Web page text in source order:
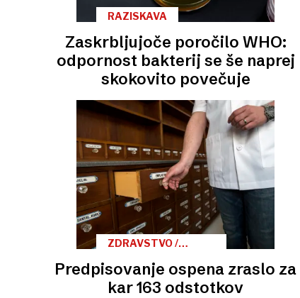
RAZISKAVA
Zaskrbljujoče poročilo WHO:
odpornost bakterij se še naprej
skokovito povečuje
ZDRAVSTVO /
OKUŽBE
Predpisovanje ospena zraslo za
kar 163 odstotkov